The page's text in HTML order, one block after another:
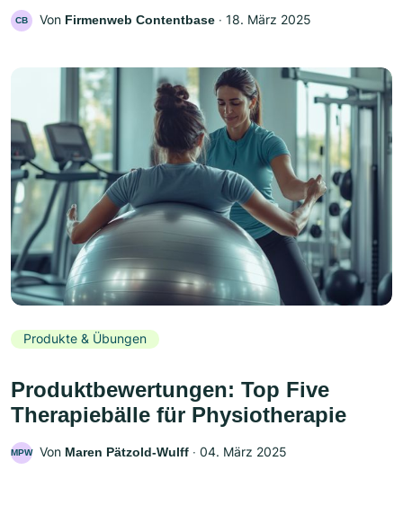
CB Von Firmenweb Contentbase ‧ 18. März 2025
Produkte & Übungen
Produktbewertungen: Top Five
Therapiebälle für Physiotherapie
MPW Von Maren Pätzold-Wulff ‧ 04. März 2025